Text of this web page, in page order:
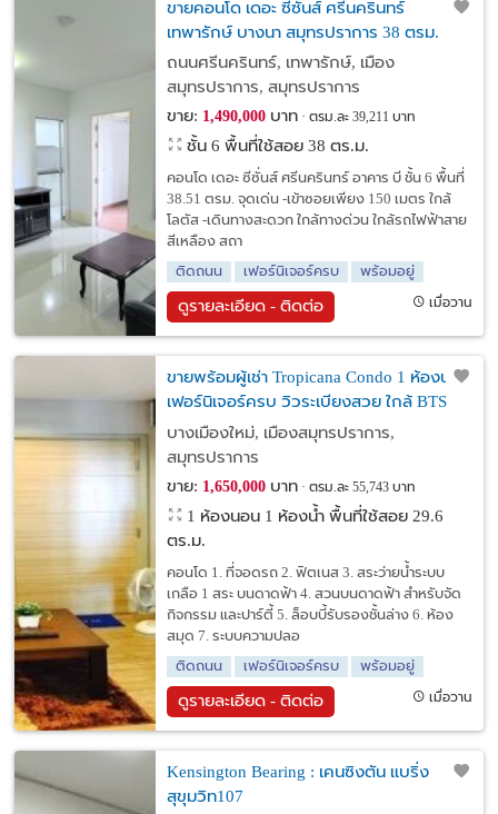
ขายคอนโด เดอะ ซีซั่นส์ ศรีนครินทร์
เทพารักษ์ บางนา สมุทรปราการ 38 ตรม.
ถนนศรีนครินทร์, เทพารักษ์, เมือง
สมุทรปราการ, สมุทรปราการ
ขาย: 1,490,000บาท ตรม.ละ 39,211 บาท
ชั้น 6 พื้นที่ใช้สอย 38 ตร.ม.
คอนโด เดอะ ซีซั่นส์ ศรีนครินทร์ อาคาร บี ชั้น 6 พื้นที่
38.51 ตรม. จุดเด่น -เข้าซอยเพียง 150 เมตร ใกล้
โลตัส -เดินทางสะดวก ใกล้ทางด่วน ใกล้รถไฟฟ้าสาย
สีเหลือง สถา
ติดถนน
เฟอร์นิเจอร์ครบ พร้อมอยู่
ดูรายละเอียด - ติดต่อ เมื่อวาน
ขายพร้อมผู้เช่า Tropicana Condo 1 ห้องนอน
เฟอร์นิเจอร์ครบ วิวระเบียงสวย ใกล้ BTS
ช้างเอราวัณ สำโรง สมุทรปราการ
บางเมืองใหม่, เมืองสมุทรปราการ,
สมุทรปราการ
ขาย: 1,650,000บาท ตรม.ละ 55,743 บาท
1 ห้องนอน 1 ห้องน้ำ พื้นที่ใช้สอย 29.6
ตร.ม.
คอนโด 1. ที่จอดรถ 2. ฟิตเนส 3. สระว่ายน้ำระบบ
เกลือ 1 สระ บนดาดฟ้า 4. สวนบนดาดฟ้า สำหรับจัด
กิจกรรม และปาร์ตี้ 5. ล็อบบี้รับรองชั้นล่าง 6. ห้อง
สมุด 7. ระบบความปลอ
ติดถนน
เฟอร์นิเจอร์ครบ พร้อมอยู่
ดูรายละเอียด - ติดต่อ เมื่อวาน
Kensington Bearing : เคนซิงตัน แบริ่ง
สุขุมวิท107